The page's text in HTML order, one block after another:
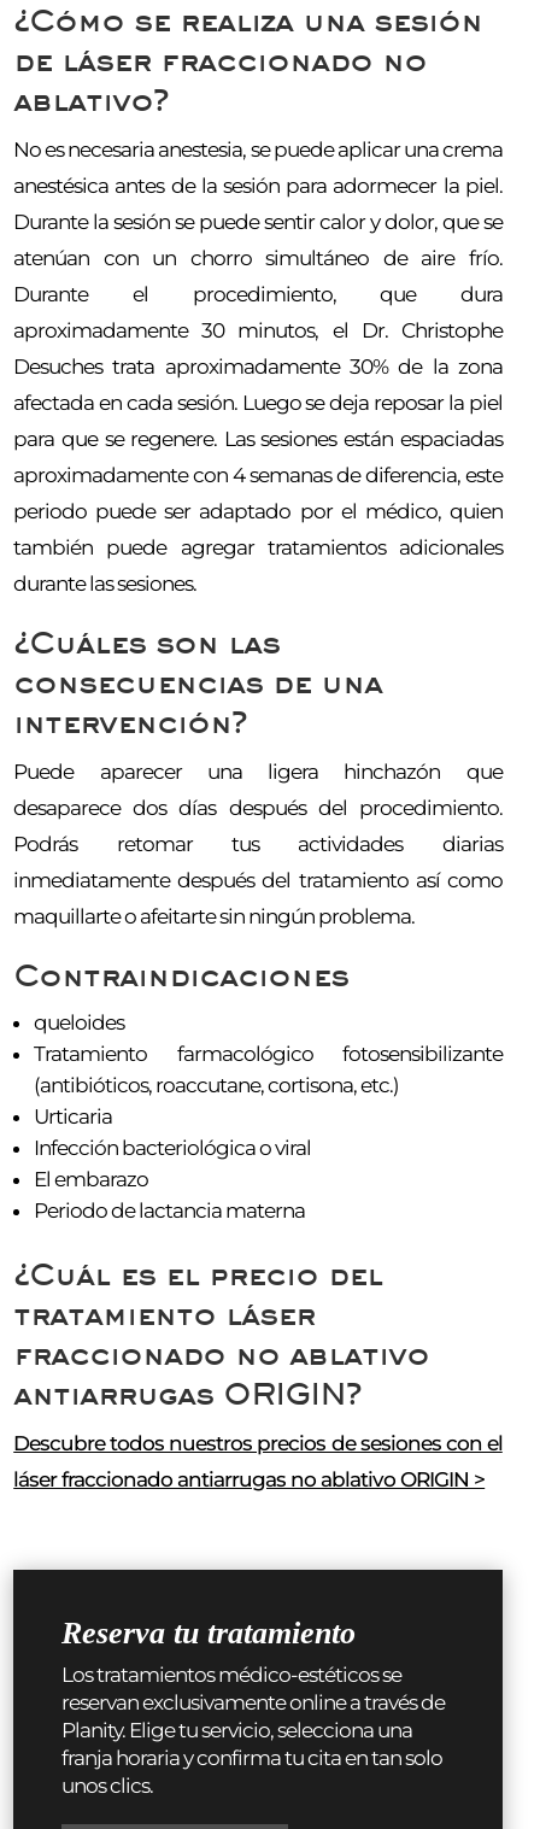
¿Cómo se realiza una sesión
de láser fraccionado no
ablativo?
No es necesaria anestesia, se puede aplicar una crema
anestésica antes de la sesión para adormecer la piel.
Durante la sesión se puede sentir calor y dolor, que se
atenúan con un chorro simultáneo de aire frío.
Durante el procedimiento, que dura
aproximadamente 30 minutos, el Dr. Christophe
Desuches trata aproximadamente 30% de la zona
afectada en cada sesión. Luego se deja reposar la piel
para que se regenere. Las sesiones están espaciadas
aproximadamente con 4 semanas de diferencia, este
periodo puede ser adaptado por el médico, quien
también puede agregar tratamientos adicionales
durante las sesiones.
¿Cuáles son las
consecuencias de una
intervención?
Puede aparecer una ligera hinchazón que
desaparece dos días después del procedimiento.
Podrás retomar tus actividades diarias
inmediatamente después del tratamiento así como
maquillarte o afeitarte sin ningún problema.
Contraindicaciones
queloides
Tratamiento farmacológico fotosensibilizante
(antibióticos, roaccutane, cortisona, etc.)
Urticaria
Infección bacteriológica o viral
El embarazo
Periodo de lactancia materna
¿Cuál es el precio del
tratamiento láser
fraccionado no ablativo
antiarrugas ORIGIN?
Descubre todos nuestros precios de sesiones con el
láser fraccionado antiarrugas no ablativo ORIGIN >
Reserva tu tratamiento
Los tratamientos médico-estéticos se
reservan exclusivamente online a través de
Planity. Elige tu servicio, selecciona una
franja horaria y confirma tu cita en tan solo
unos clics.